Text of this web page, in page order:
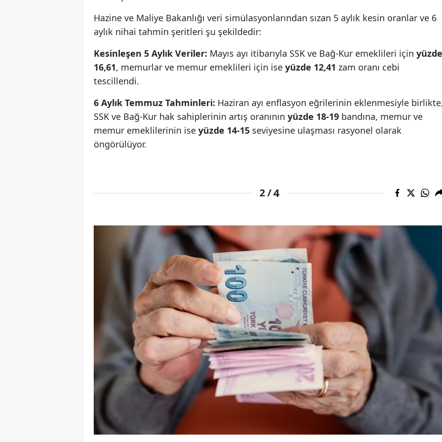
Hazine ve Maliye Bakanlığı veri simülasyonlarından sızan 5 aylık kesin oranlar ve 6
aylık nihai tahmin şeritleri şu şekildedir:
Kesinleşen 5 Aylık Veriler: Mayıs ayı itibarıyla SSK ve Bağ-Kur emeklileri için yüzde
16,61, memurlar ve memur emeklileri için ise yüzde 12,41 zam oranı cebi
tescillendi.
6 Aylık Temmuz Tahminleri: Haziran ayı enflasyon eğrilerinin eklenmesiyle
SSK ve Bağ-Kur hak sahiplerinin artış oranının yüzde 18-19 bandına, memur ve
memur emeklilerinin ise yüzde 14-15 seviyesine ulaşması rasyonel olarak
öngörülüyor.
2 /4